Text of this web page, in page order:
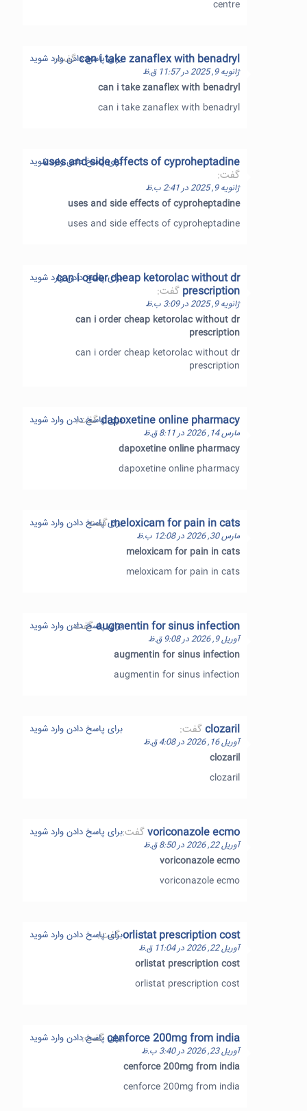
centre
can i take zanaflex with benadrylگفت:
ژانویه 9, 2025 در 11:57 ق.ظ
can i take zanaflex with benadryl
can i take zanaflex with benadryl
برای پاسخ دادن وارد شوید
uses and side effects of cyproheptadine
گفت:
ژانویه 9, 2025 در 2:41 ب.ظ
uses and side effects of cyproheptadine
uses and side effects of cyproheptadine
برای پاسخ دادن وارد شوید
can i order cheap ketorolac without dr
prescription گفت:
ژانویه 9, 2025 در 3:09 ب.ظ
can i order cheap ketorolac without dr
prescription
can i order cheap ketorolac without dr
prescription
برای پاسخ دادن وارد شوید
dapoxetine online pharmacyگفت:
مارس 14, 2026 در 8:11 ق.ظ
dapoxetine online pharmacy
dapoxetine online pharmacy
برای پاسخ دادن وارد شوید
meloxicam for pain in catsگفت:
مارس 30, 2026 در 12:08 ب.ظ
meloxicam for pain in cats
meloxicam for pain in cats
برای پاسخ دادن وارد شوید
augmentin for sinus infectionگفت:
آوریل 9, 2026 در 9:08 ق.ظ
augmentin for sinus infection
augmentin for sinus infection
برای پاسخ دادن وارد شوید
clozarilگفت:
آوریل 16, 2026 در 4:08 ق.ظ
clozaril
clozaril
برای پاسخ دادن وارد شوید
voriconazole ecmoگفت:
آوریل 22, 2026 در 8:50 ق.ظ
voriconazole ecmo
voriconazole ecmo
برای پاسخ دادن وارد شوید
orlistat prescription costگفت:
آوریل 22, 2026 در 11:04 ق.ظ
orlistat prescription cost
orlistat prescription cost
برای پاسخ دادن وارد شوید
cenforce 200mg from indiaگفت:
آوریل 23, 2026 در 3:40 ب.ظ
cenforce 200mg from india
cenforce 200mg from india
برای پاسخ دادن وارد شوید